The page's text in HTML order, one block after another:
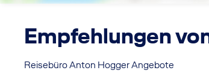
Empfehlungen
Reisebüro Anton Hogger Angebote